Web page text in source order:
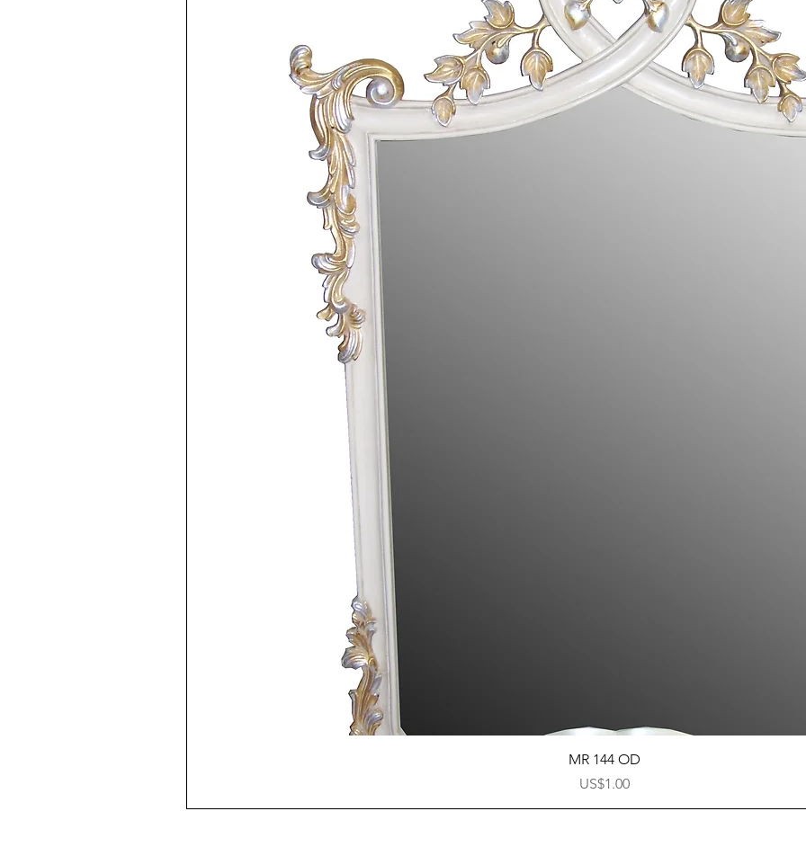
快速瀏覽
MR 144 OD
價格
US$1.00